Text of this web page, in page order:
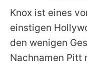
Knox ist eines
einstigen
den wenigen
Nachnamen Pitt